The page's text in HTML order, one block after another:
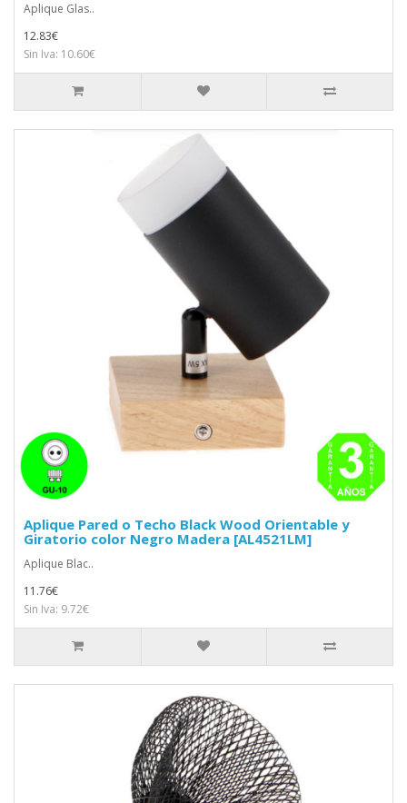
Aplique Glas..
12.83€
Sin Iva: 10.60€
Aplique Pared o Techo Black Wood Orientable y
Giratorio color Negro Madera [AL4521LM]
Aplique Blac..
11.76€
Sin Iva: 9.72€